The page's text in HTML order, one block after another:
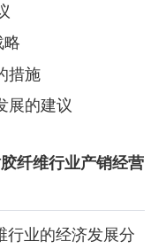
略
措施
展的建议
纤维行业产销经营
行业的经济发展分